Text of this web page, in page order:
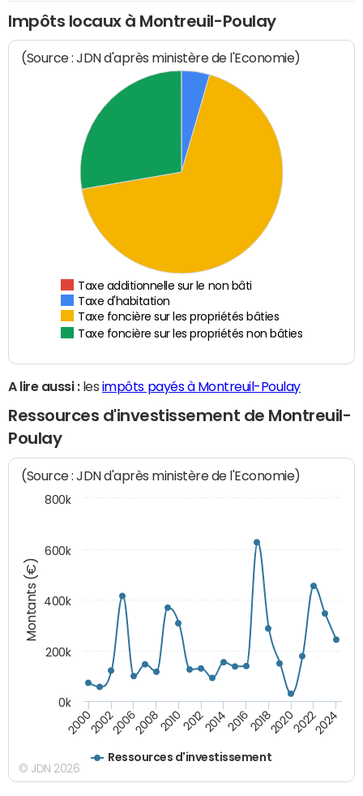
Impôts locaux à Montreuil-Poulay
(Source : JDN d'après ministère de l'Economie)
Taxe additionnelle sur le non bâti
Taxe d'habitation
Taxe foncière sur les propriétés bâties
Taxe foncière sur les propriétés non bâties
A lire aussi :les impôts payés à Montreuil-Poulay
Ressources d'investissement de Montreuil-
Poulay
Montants (€)
(Source : JDN d'après ministère de l'Economie)
Ressources d'investissement
200020022006200820102012201420162018202020222024
0k
200k
400k
600k
800k
© JDN 2026